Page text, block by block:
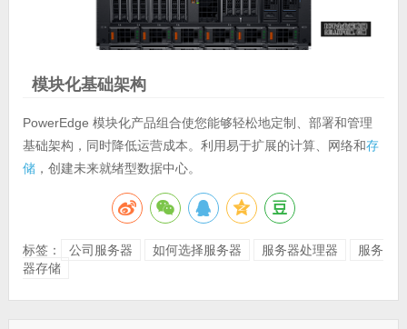
模块化基础架构
PowerEdge 模块化产品组合使您能够轻松地定制、部署和管理
基础架构，同时降低运营成本。利用易于扩展的计算、网络和存
储，创建未来就绪型数据中心。
标签： 公司服务器 如何选择服务器 服务器处理器
服务
器存储